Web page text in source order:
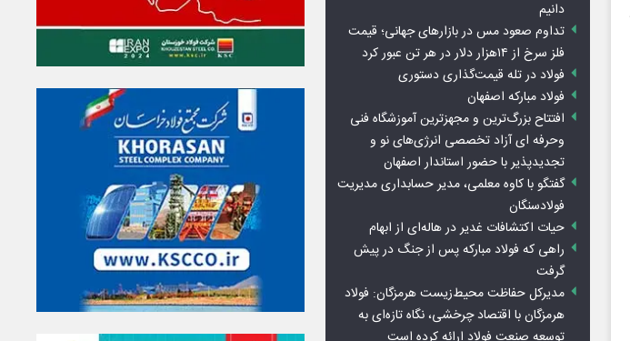
دانیم
تداوم صعود مس در بازارهای جهانی؛ قیمت
فلز سرخ از ۱۴هزار دلار در هر تن عبور کرد
فولاد در تله قیمت‌گذاری دستوری
فولاد مبارکه اصفهان
افتتاح بزرگ‌ترین و مجهزترین آموزشگاه فنی
وحرفه ای آزاد تخصصی انرژی‌های نو و
تجدیدپذیر با حضور استاندار اصفهان
گفتگو با کاوه معلمی، مدیر حسابداری مدیریت
فولادسنگان
حیات اکتشافات غدیر در هاله‌ای از ابهام
راهی که فولاد مبارکه پس از جنگ در پیش
گرفت
مدیرکل حفاظت محیط‌زیست هرمزگان: فولاد
هرمزگان با اقتصاد چرخشی، نگاه تازه‌ای به